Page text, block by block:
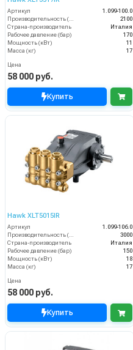
Артикул
1.099-100.0
2100
Страна-производитель
Италия
Рабочее давление (бар)
170
Мощность (кВт)
11
Масса (кг)
17
Цена
58 000 руб.
Купить
Hawk XLT5015IR
Артикул
1.099-106.0
Производительность (л/ч)
3000
Страна-производитель
Италия
Рабочее давление (бар)
150
Мощность (кВт)
18
Масса (кг)
17
Цена
58 000 руб.
Купить